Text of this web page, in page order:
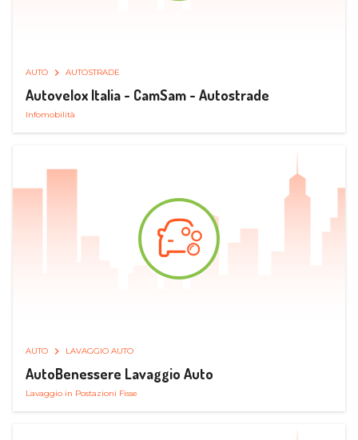
AUTO AUTOSTRADE
Autovelox Italia - CamSam - Autostrade
Infomobilità
AUTO LAVAGGIO AUTO
AutoBenessere Lavaggio Auto
Lavaggio in Postazioni Fisse